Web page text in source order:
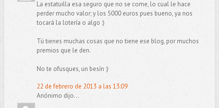
La estatuilla esa seguro que no se come, lo cual le hace
perder mucho valor; y los 5000 euros pues bueno, ya nos
tocará la lotería o algo :)
Tú tienes muchas cosas que no tiene ese blog, por muchos
premios que le den.
No te ofusques, un besín :)
22 de febrero de 2013 a las 13:09
Anónimo dijo...